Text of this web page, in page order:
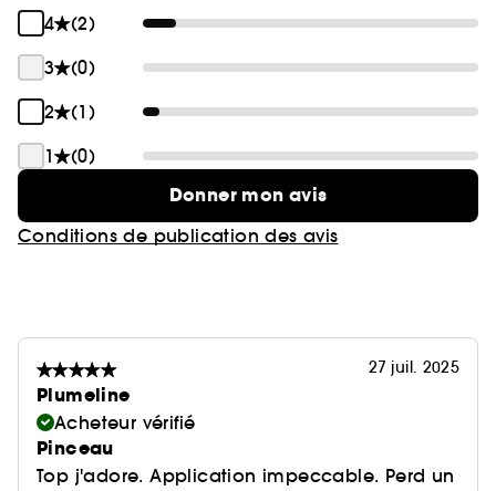
4
(2)
3
(0)
2
(1)
1
(0)
Donner mon avis
Conditions de publication des avis
27 juil. 2025
Plumeline
Acheteur vérifié
Pinceau
Top j'adore. Application impeccable. Perd un